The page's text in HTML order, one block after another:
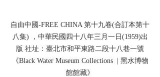
自由中國-FREE CHINA 第十九卷(合訂本第十
八集) ，中華民國四十八年三月一日(1959)出
版 社址：臺北市和平東路二段十八巷一號
《Black Water Museum Collections  | 黑水博物
館館藏》